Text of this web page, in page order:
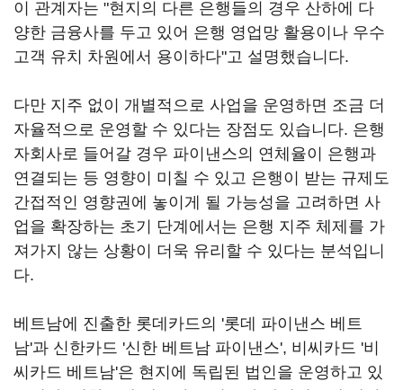
이 관계자는 "현지의 다른 은행들의 경우 산하에 다
양한 금융사를 두고 있어 은행 영업망 활용이나 우수
고객 유치 차원에서 용이하다"고 설명했습니다.
다만 지주 없이 개별적으로 사업을 운영하면 조금 더
자율적으로 운영할 수 있다는 장점도 있습니다. 은행
자회사로 들어갈 경우 파이낸스의 연체율이 은행과
연결되는 등 영향이 미칠 수 있고 은행이 받는 규제도
간접적인 영향권에 놓이게 될 가능성을 고려하면 사
업을 확장하는 초기 단계에서는 은행 지주 체제를 가
져가지 않는 상황이 더욱 유리할 수 있다는 분석입니
다.
베트남에 진출한 롯데카드의 '롯데 파이낸스 베트
남'과 신한카드 '신한 베트남 파이낸스', 비씨카드 '비
씨카드 베트남'은 현지에 독립된 법인을 운영하고 있